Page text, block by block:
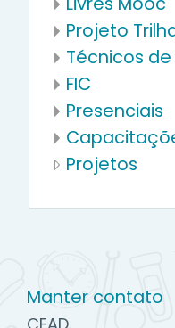
Projeto
Técnicos
FIC
Presenciais
Projetos
Manter contato